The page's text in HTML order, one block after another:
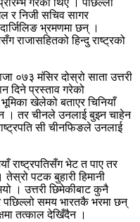
गरेका थिए । पछिल्लो
र निजी सचिव सागर
भ्रमणमा छन् ।
राजासहितको हिन्दु राष्ट्रको
०७३ मंसिर दोस्रो साता उत्तरी
दिने प्रस्ताव गरेको
खेलेको बताएर चिनियाँ
। तर चीनले उनलाई बुझ्न चाहेन
सी चीनफिङले उनलाई
राष्ट्रपतिसँग भेट त पाए तर
पटक बुहारी हिमानी
। उत्तरी छिमेकीबाट कुनै
पछिल्लो समय भारतकै भरमा छन्
तत्काल देखिँदैन ।